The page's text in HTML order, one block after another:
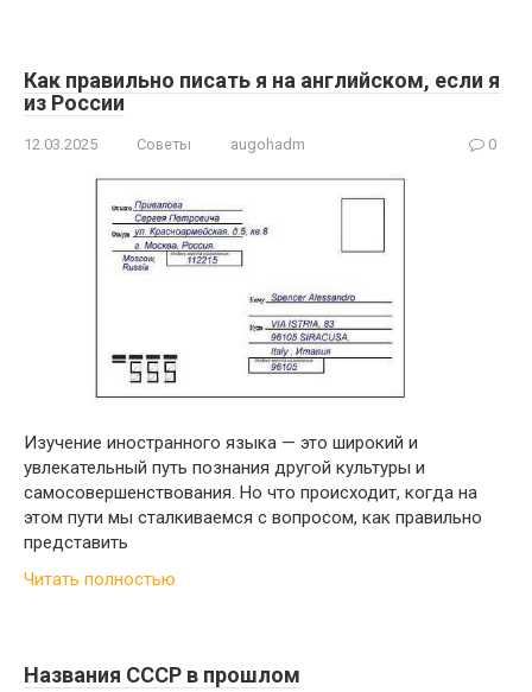
Как правильно писать я на английском, если я
из России
12.03.2025 Советы augohadm 0
Изучение иностранного языка — это широкий и
увлекательный путь познания другой культуры и
самосовершенствования. Но что происходит, когда на
этом пути мы сталкиваемся с вопросом, как правильно
представить
Читать полностью
Названия СССР в прошлом